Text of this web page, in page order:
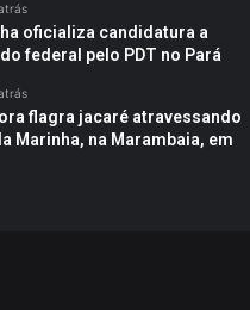
oficializa candidatura a
federal pelo PDT no Pará
flagra jacaré atravessando
Marinha, na Marambaia, em